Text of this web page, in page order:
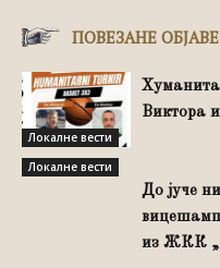
ПОВЕЗАНЕ ОБЈАВЕ
Локалне вести
Виктора
Локалне вести
До јуче
из ЖКК